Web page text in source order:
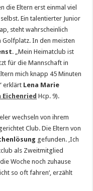
die Eltern erst einmal viel
Ein talentierter Junior
steht wahrscheinlich
Golfplatz. In den meisten
. „Mein Heimatclub ist
für die Mannschaft in
mich knapp 45 Minuten
erklärt Lena Marie
Eichenried Hcp. 9).
wechseln von ihrem
Club. Die Eltern von
gefunden. ‚Ich
als Zweitmitglied
Woche noch zuhause
so oft fahren‘, erzählt